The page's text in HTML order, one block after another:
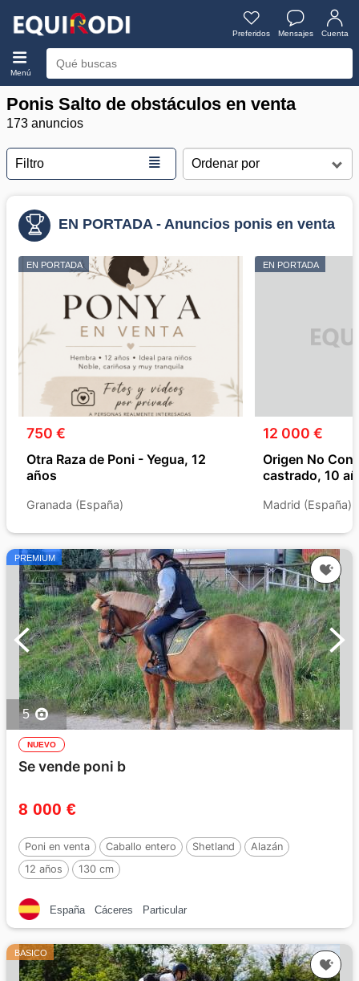
Preferidos Mensajes Cuenta
Menú
Ponis Salto de obstáculos en venta
173 anuncios
Filtro ≣
EN PORTADA - Anuncios ponis en venta
EN PORTADA
750 €
Otra Raza de Poni - Yegua, 12
años
Granada (España)
EN PORTADA
12 000 €
Origen No
castrado, 10
Madrid (España)
PREMIUM
5
NUEVO
Se vende poni b
8 000 €
Poni en venta Caballo entero Shetland
Alazán
12 años
130 cm
España Cáceres Particular
BASICO